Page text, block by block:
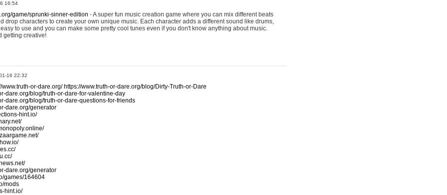
16:54
game/sprunki-sinner-edition - A super fun music creation game where you can mix different beats
drop characters to create your own unique music. Each character adds a different sound like drums,
to use and you can make some pretty cool tunes even if you don't know anything about music.
getting creative!
16 22:32
www.truth-or-dare.org/ https://www.truth-or-dare.org/blog/Dirty-Truth-or-Dare
dare.org/blog/truth-or-dare-for-valentine-day
dare.org/blog/truth-or-dare-questions-for-friends
dare.org/generator
hint.io/
dare.org/generator
games/164604
mods
hint.io/